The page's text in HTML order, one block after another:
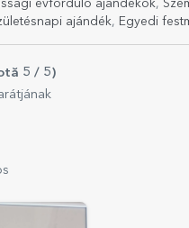
évforduló ajándékok,
ajándék, Egyedi
5 / 5)